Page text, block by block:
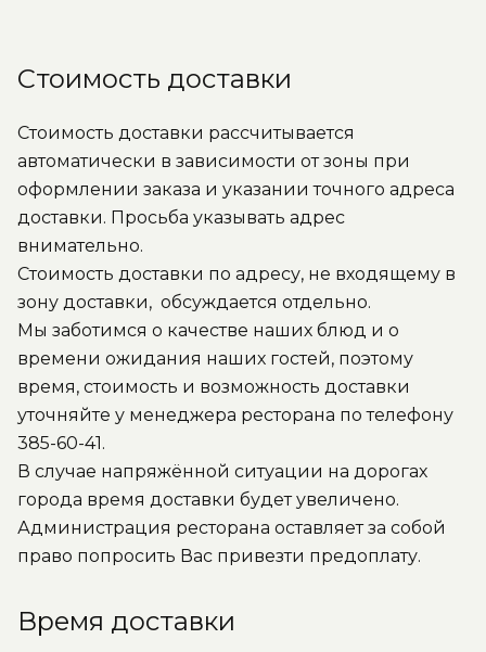
Стоимость доставки
Стоимость доставки рассчитывается
автоматически в зависимости от зоны при
оформлении заказа и указании точного адреса
доставки. Просьба указывать адрес
внимательно.
Стоимость доставки по адресу, не входящему в
зону доставки, обсуждается отдельно.
Мы заботимся о качестве наших блюд и о
времени ожидания наших гостей, поэтому
время, стоимость и возможность доставки
уточняйте у менеджера ресторана по телефону
385-60-41.
В случае напряжённой ситуации на дорогах
города время доставки будет увеличено.
Администрация ресторана оставляет за собой
право попросить Вас привезти предоплату.
Время доставки